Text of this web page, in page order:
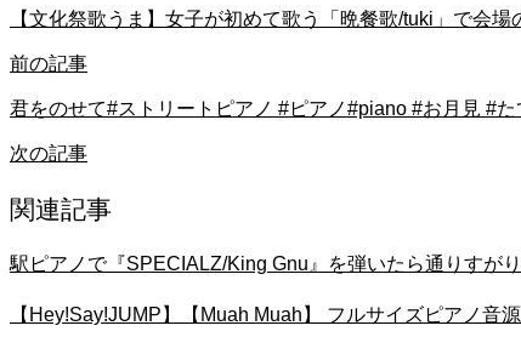
【文化祭歌うま】女子が初めて歌う「晩餐歌/tuki」で会
前の記事
君をのせて#ストリートピアノ #ピアノ#piano #お月見 #
次の記事
関連記事
駅ピアノで『SPECIALZ/King Gnu』を弾いたら通りすが
【Hey!Say!JUMP】【Muah Muah】 フルサイズピアノ音